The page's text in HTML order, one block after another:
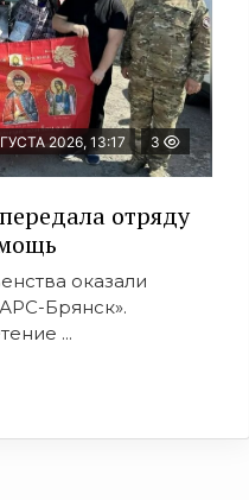
2026, 13:17 3
отряду
оказали
Брянск».
...